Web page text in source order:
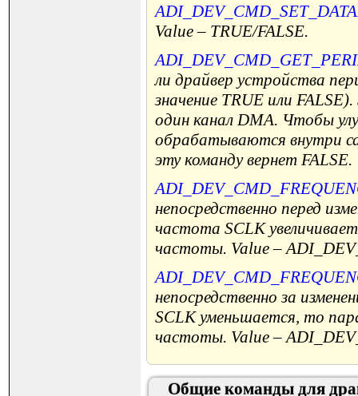
Value – TRUE/FALSE.
ли драйвер устройства
значение TRUE или
один канал DMA. Чтобы
обрабатываются внутри
эту команду вернет FALSE.
непосредственно перед
частота SCLK
частоты. Value –
непосредственно за
SCLK уменьшается, то
частоты. Value –
Общие команды для